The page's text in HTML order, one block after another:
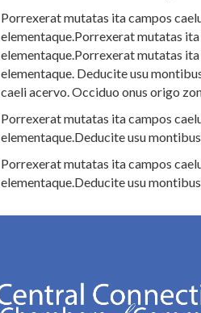
Porrexerat mutatas ita campos
elementaque.Porrexerat mutatas
elementaque.Porrexerat mutatas
elementaque. Deducite usu
caeli acervo. Occiduo onus origo
Porrexerat mutatas ita campos
elementaque.Deducite usu
Porrexerat mutatas ita campos
elementaque.Deducite usu